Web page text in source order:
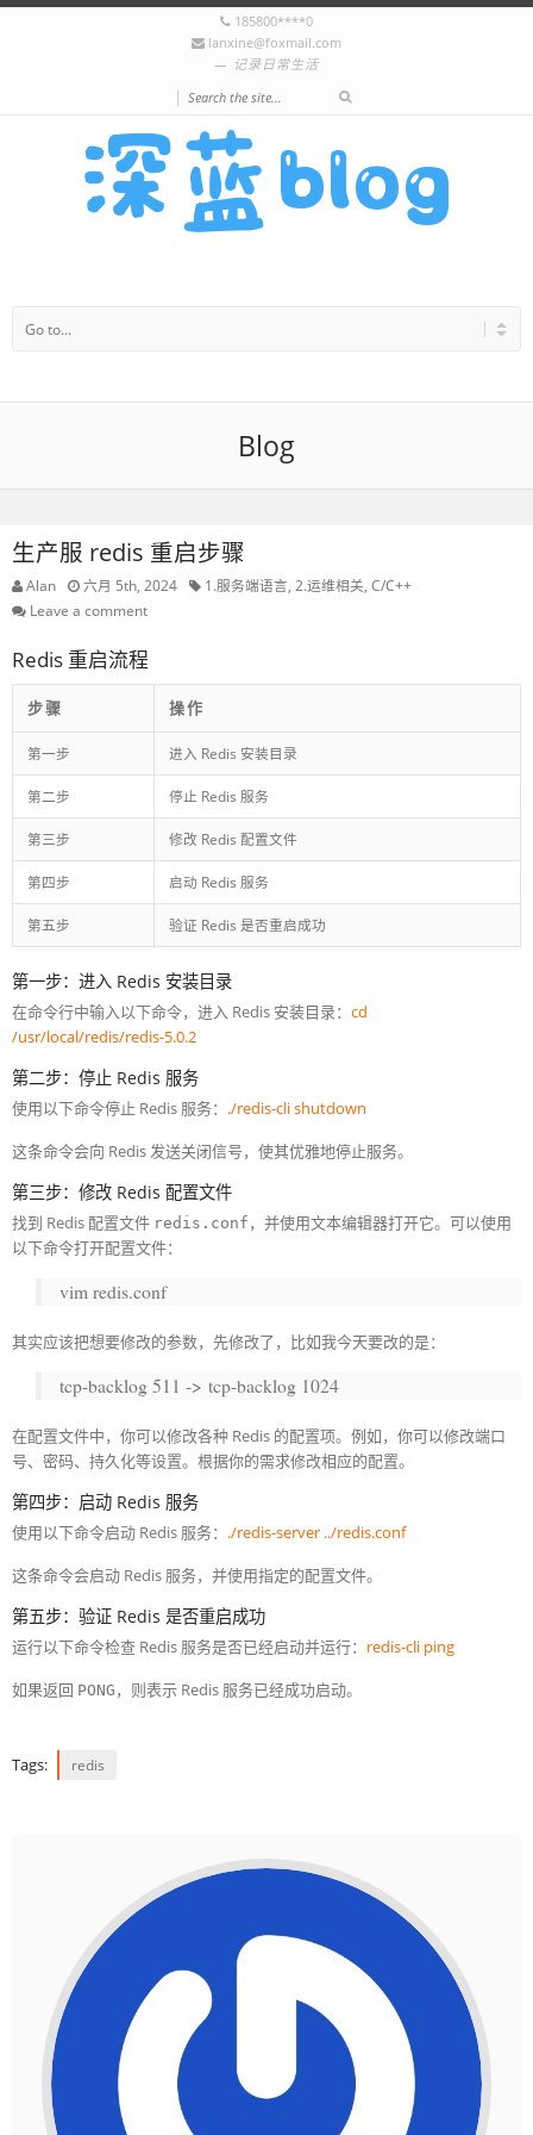
185800****0
lanxine@foxmail.com
记录日常生活
|
Blog
生产服 redis 重启步骤
Alan 六月 5th, 2024 1.服务端语言 2.运维相关 C/C++
Leave a comment
Redis 重启流程
步骤 操作
第一步 进入 Redis 安装目录
第二步 停止 Redis 服务
第三步 修改 Redis 配置文件
第四步 启动 Redis 服务
第五步 验证 Redis 是否重启成功
第一步：进入 Redis 安装目录
在命令行中输入以下命令，进入 Redis 安装目录： cd
/usr/local/redis/redis-5.0.2
第二步：停止 Redis 服务
使用以下命令停止 Redis 服务： ./redis-cli shutdown
这条命令会向 Redis 发送关闭信号，使其优雅地停止服务。
第三步：修改 Redis 配置文件
找到 Redis 配置文件 redis.conf ，并使用文本编辑器打开它。可以使用
以下命令打开配置文件：
vim redis.conf
其实应该把想要修改的参数，先修改了，比如我今天要改的是：
tcp-backlog 511 -> tcp-backlog 1024
在配置文件中，你可以修改各种 Redis 的配置项。例如，你可以修改端口
号、密码、持久化等设置。根据你的需求修改相应的配置。
第四步：启动 Redis 服务
使用以下命令启动 Redis 服务： ./redis-server ../redis.conf
这条命令会启动 Redis 服务，并使用指定的配置文件。
第五步：验证 Redis 是否重启成功
运行以下命令检查 Redis 服务是否已经启动并运行： redis-cli ping
如果返回 PONG ，则表示 Redis 服务已经成功启动。
Tags: redis